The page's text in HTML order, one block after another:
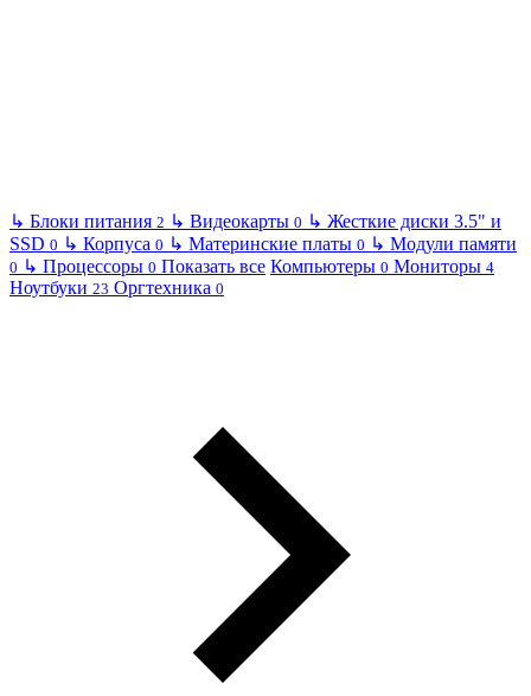
↳ Блоки питания 2 ↳ Видеокарты 0 ↳ Жесткие диски 3.5" и
SSD 0 ↳ Корпуса 0 ↳ Материнские платы 0 ↳ Модули памяти
0 ↳ Процессоры 0 Показать все Компьютеры 0 Мониторы 4
Ноутбуки 23 Оргтехника 0